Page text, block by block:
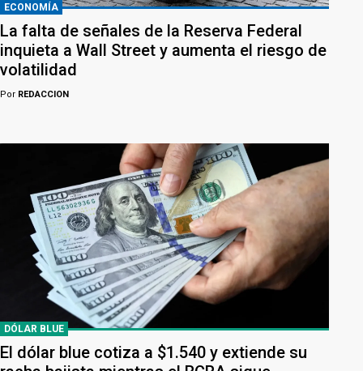
ECONOMÍA
La falta de señales de la Reserva Federal
inquieta a Wall Street y aumenta el riesgo de
volatilidad
Por REDACCION
DÓLAR BLUE
El dólar blue cotiza a $1.540 y extiende su